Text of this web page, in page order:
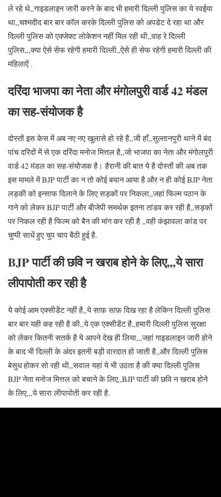
ले रहे थे,,गाइडलाइन जारी करने के बाद भी हमारी दिल्ली पुलिस का ये रवईया
था,,चश्मदीद बार बार कॉल करके दिल्ली पुलिस को अपडेट दे रहा था और
दिल्ली पुलिस को एक्जेक्ट लोकेशन नहीं मिल रही थी,,वाह रे दिल्ली
पुलिस,,,क्या ऐसे सेफ रहेगी हमारी दिल्ली,,ऐसे ही सेफ रहेगी हमारी दिल्ली की
महिलाऐं .
दरिंदा भाजपा का नेता और मंगोलपुरी वार्ड 42 मंडल
का सह-संयोजक है
दोस्तों इस केस में अब नए नए खुलासे हो रहे है,,जी हाँ,,सुल्तानपुरी थाने में बंद
पांच दरिदों में से एक दरिंदा मनोज मित्तल है,,जो भाजपा का नेता और मंगोलपुरी
वार्ड 42 मंडल का सह-संयोजक है। हैरानी की बात ये है दोस्तों की अब तक
इस मामले में BJP पार्टी का न तो कोई बयान आया है और न ही कोई BJP नेता
लड़की को इन्साफ दिलाने के लिए सड़कों पर निकला,,जहां फिल्म पठान के
गाने को लेकर BJP पार्टी और बीजेपी समर्थक इतना तांडव कर रही है,,सड़कों
पर निकल रही है फिल्म को बैन की मांग कर रही है ,,वही कंझावला कांड पर
चुप्पी साधें हुए चुप चाप बैठी हुई है.
BJP पार्टी की छवि न खराब होने के लिए,,,ये सारा
लीपापोती कर रही है
ये कोई आम एक्सीडेंट नहीं है,,ये साफ़ साफ़ दिख रहा है लेकिन दिल्ली पुलिस
बार बार यही कह रही है की,,ये एक एक्सीडेंट है,,हमारी दिल्ली पुलिस सुरक्षा
को लेकर कितनी सतर्क है ये आपने देख ही लिया,,,जहां गाइडलाइन जारी होने
के बाद भी दिल्ली के अंदर इतनी बड़ी वारदात हो जाती है,,और दिल्ली पुलिस
बेसुध होकर सो रही थी,,सवाल यहां ये भी उठता है की क्या दिल्ली पुलिस
BJP नेता मनोज मित्तल को बचाने के लिए,,BJP पार्टी की छवि न खराब होने
के लिए,,,ये सारा लीपापोती कर रही है.